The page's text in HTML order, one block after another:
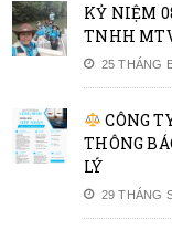
KỶ NIỆM
TNHH
25 THÁNG
CÔNG
THÔNG
LÝ
29 THÁNG